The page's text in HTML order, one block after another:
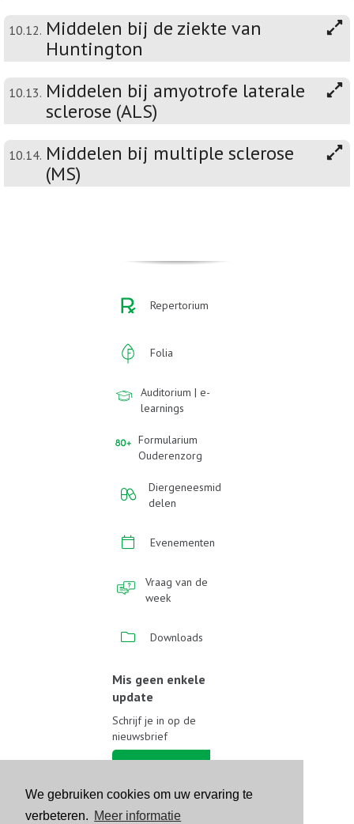
We gebruiken cookies om uw ervaring te
verbeteren. Meer informatie
10.12. Middelen bij de ziekte van
Huntington
10.13. Middelen bij amyotrofe laterale
sclerose (ALS)
10.14. Middelen bij multiple sclerose
(MS)
Repertorium
Folia
Auditorium | e-
learnings
Formularium
Ouderenzorg
Diergeneesmid
delen
Evenementen
Vraag van de
week
Downloads
Mis geen enkele
update
Schrijf je in op de
nieuwsbrief
Volg ons op sociale media